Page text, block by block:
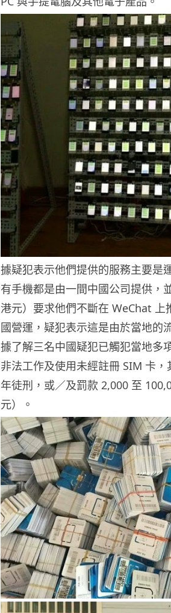
據疑犯表示他們提供的服務主要是
有手機都是由一間中國公司提供，
港元）要求他們不斷在 WeChat
國營運，疑犯表示這是由於當地的
據了解三名中國疑犯已觸犯當地多
非法工作及使用未經註冊 SIM 卡
年徒刑，或／及罰款 2,000 至
元）。